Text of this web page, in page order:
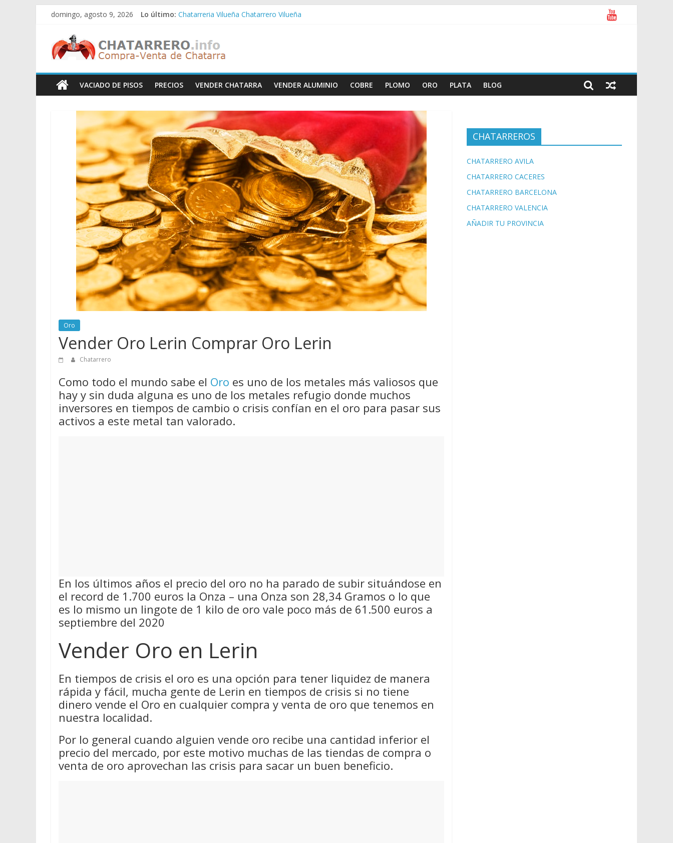
Saltar
contenido
domingo, agosto 9, 2026 Lo último: Chatarreria Vilueña Chatarrero Vilueña
Chatarreria Zaida Chatarrero Zaida
Chatarreria Vistabella Chatarrero Vistabella
Chatarreros
–
Precio
de
Chatarra
Directorio
Chatarreros
vender
Chatarra
VACIADO DE PISOS PRECIOS VENDER CHATARRA VENDER ALUMINIO COBRE PLOMO ORO PLATA BLOG
Oro
Vender Oro Lerin Comprar Oro Lerin
Chatarrero
Como todo el mundo sabe el Oro es uno de los metales más valiosos que
hay y sin duda alguna es uno de los metales refugio donde muchos
inversores en tiempos de cambio o crisis confían en el oro para pasar sus
activos a este metal tan valorado.
En los últimos años el precio del oro no ha parado de subir situándose en
el record de 1.700 euros la Onza – una Onza son 28,34 Gramos o lo que
es lo mismo un lingote de 1 kilo de oro vale poco más de 61.500 euros a
septiembre del 2020
Vender Oro en Lerin
En tiempos de crisis el oro es una opción para tener liquidez de manera
rápida y fácil, mucha gente de Lerin en tiempos de crisis si no tiene
dinero vende el Oro en cualquier compra y venta de oro que tenemos en
nuestra localidad.
Por lo general cuando alguien vende oro recibe una cantidad inferior el
precio del mercado, por este motivo muchas de las tiendas de compra o
venta de oro aprovechan las crisis para sacar un buen beneficio.
CHATARREROS
CHATARRERO AVILA
CHATARRERO CACERES
CHATARRERO BARCELONA
CHATARRERO VALENCIA
AÑADIR TU PROVINCIA